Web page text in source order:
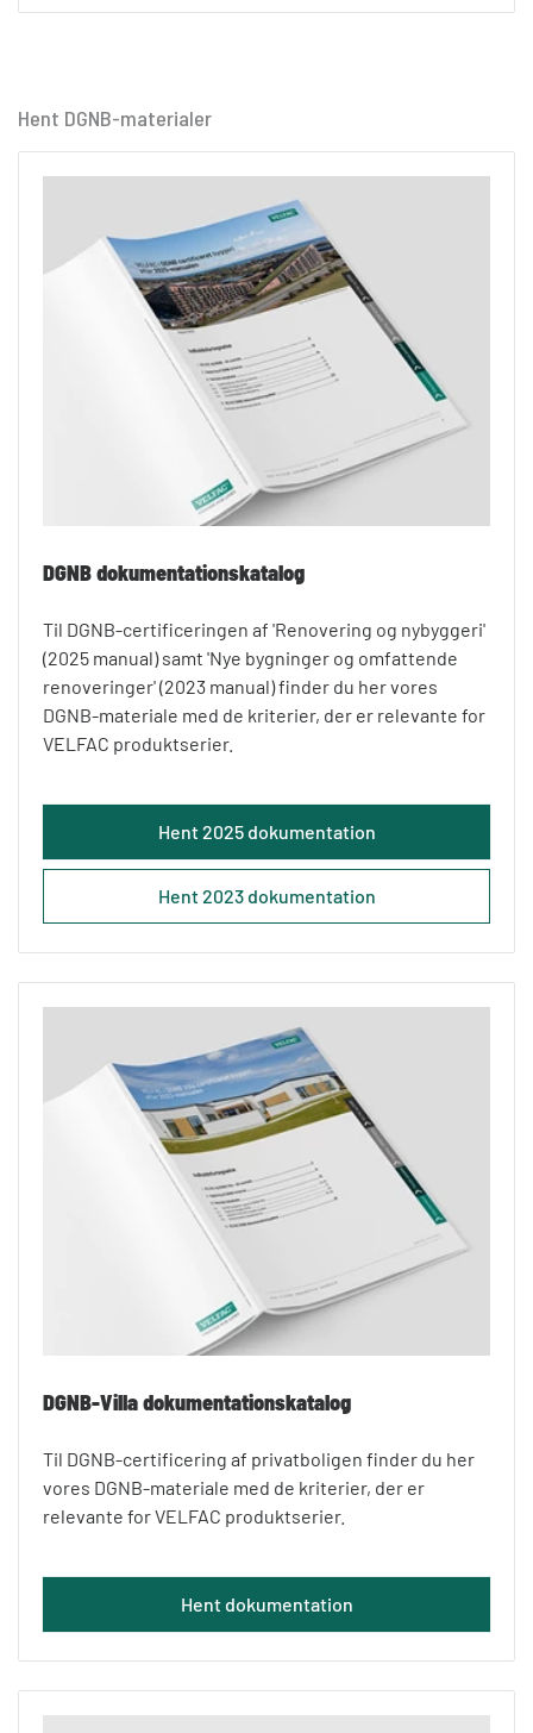
Hent DGNB-materialer
DGNB dokumentationskatalog
Til DGNB-certificeringen af 'Renovering og nybyggeri'
(2025 manual) samt 'Nye bygninger og omfattende
renoveringer' (2023 manual) finder du her vores
DGNB-materiale med de kriterier, der er relevante for
VELFAC produktserier.
Hent 2025 dokumentation
Hent 2023 dokumentation
DGNB-Villa dokumentationskatalog
Til DGNB-certificering af privatboligen finder du her
vores DGNB-materiale med de kriterier, der er
relevante for VELFAC produktserier.
Hent dokumentation